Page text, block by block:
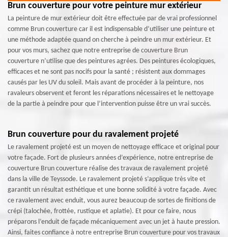
Brun couverture pour votre peinture mur extérieur
La peinture de mur extérieur doit être effectuée par de vrai professionnel
comme Brun couverture car il est indispensable d’utiliser une peinture et
une méthode adaptée quand on cherche à peindre un mur extérieur. Et
pour vos murs, sachez que notre entreprise de couverture Brun
couverture n’utilise que des peintures agrées. Des peintures écologiques,
efficaces et ne sont pas nocifs pour la santé ; résistent aux dommages
causés par les UV du soleil. Mais avant de procéder à la peinture, nos
ravaleurs observent et feront les réparations nécessaires et le nettoyage
de la partie à peindre pour que l’intervention puisse être un vrai succès.
Brun couverture pour du ravalement projeté
Le ravalement projeté est un moyen de nettoyage efficace et original pour
votre façade. Fort de plusieurs années d’expérience, notre entreprise de
couverture Brun couverture réalise des travaux de ravalement projeté
dans la ville de Teyssode. Le ravalement projeté s’applique très vite et
garantit un résultat esthétique et une bonne solidité à votre façade. Avec
ce ravalement avec enduit, vous aurez beaucoup de sortes de finitions de
crépi (talochée, frottée, rustique et aplatie). Et pour ce faire, nous
préparons l’enduit de façade mécaniquement avec un jet à haute pression.
Ainsi, faites confiance à notre entreprise Brun couverture pour vos travaux